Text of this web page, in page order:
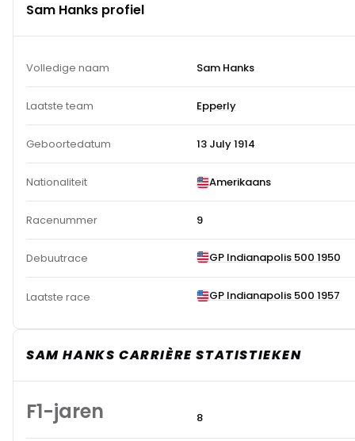
Sam Hanks profiel
Volledige naam Sam Hanks
Laatste team Epperly
Geboortedatum 13 July 1914
Nationaliteit Amerikaans
Racenummer 9
Debuutrace GP Indianapolis 500 1950
Laatste race GP Indianapolis 500 1957
SAM HANKS CARRIÈRE STATISTIEKEN
F1-jaren 8